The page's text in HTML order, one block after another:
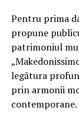
Pentru prima
propune
patrimoniul
legătura
prin armonii
contemporane.